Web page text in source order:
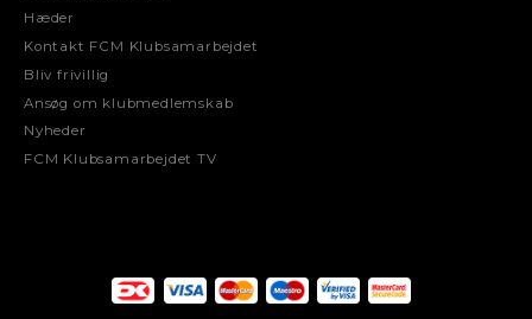
Hæder
Kontakt FCM Klubsamarbejdet
Bliv frivillig
Ansøg om klubmedlemskab
Nyheder
FCM Klubsamarbejdet TV